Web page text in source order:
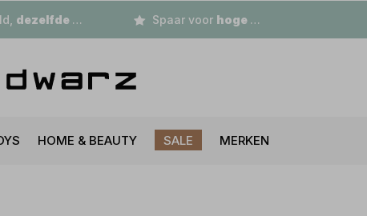
HOME & BEAUTY SALE MERKEN
dezelfde dag verzondenSpaar voor hoge korting